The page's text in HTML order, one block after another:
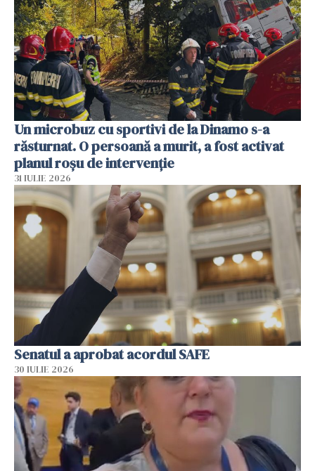
Un microbuz cu sportivi de la Dinamo s-a
răsturnat. O persoană a murit, a fost activat
planul roșu de intervenție
31 IULIE 2026
Senatul a aprobat acordul SAFE
30 IULIE 2026